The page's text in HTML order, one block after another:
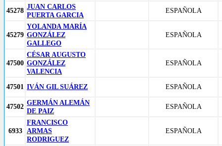
45278 JUAN CARLOS
PUERTA GARCIA
ESPAÑOLA
45279
YOLANDA MARÍA
GONZÁLEZ
GALLEGO
ESPAÑOLA
47500
CÉSAR AUGUSTO
GONZÁLEZ
VALENCIA
ESPAÑOLA
47501 IVÁN GIL SUÁREZ ESPAÑOLA
47502 GERMÁN ALEMÁN
DE PAIZ
ESPAÑOLA
6933
FRANCISCO
ARMAS
RODRIGUEZ
ESPAÑOLA